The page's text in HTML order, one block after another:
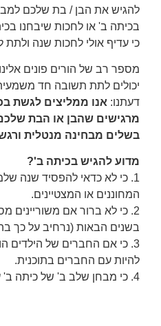
להגיש את הבן / בת שלכם
בכיתה ב' או לחכות שיבחנו
כי עדיף אולי לחכות שנה ולתת
מספר רב של הורים פונים
יכולים לתת תשובה חד
דעתנו: אנו ממליצים לגשת
מרגישים שהבן או הבת
בשלים מבחינה מנטלית
מדוע להגיש בכיתה ב'?
1. כי לא כדאי להפסיד שנה
המחוננים או המצטיינים.
2. כי לא ברור אם משוריינים
בשנים הבאות (נרחיב על כך
3. כי אם החברים של הילדים
להיות עם החברים בתוכנית.
4. כי מבחן שלב ב' של כיתה ב' עשוי להיות קל יותר.